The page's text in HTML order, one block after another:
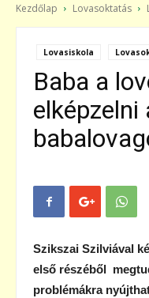
Kezdőlap Lovasoktatás
Lovasiskola
Baba a
elképzelni
Szikszai Szilviával
első részéből
problémákra